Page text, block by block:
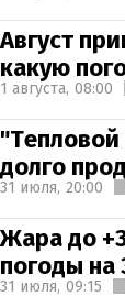
Август
какую
1 августа, 08:00
"Тепловой
долго
31 июля, 20:00
Жара до
погоды на
31 июля, 09:15